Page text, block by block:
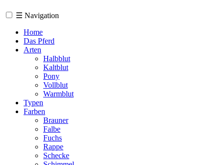
☰ Navigation
Home
Das Pferd
Arten
Halbblut
Kaltblut
Pony
Vollblut
Warmblut
Typen
Farben
Brauner
Falbe
Fuchs
Rappe
Schecke